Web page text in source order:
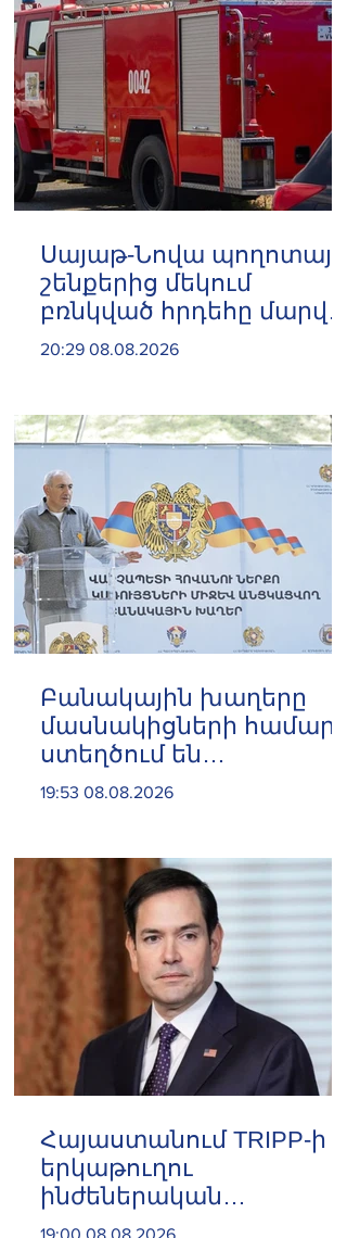
Սայաթ-Նովա պողոտայի
շենքերից մեկում
բռնկված հրդեհը մարվել
է
20:29 08.08.2026
Բանակային խաղերը
մասնակիցների համար
ստեղծում են
ինքնադրսևորման նոր
Փաշինյան
19:53 08.08.2026
Հայաստանում TRIPP-ի
երկաթուղու
ինժեներական
ուսումնասիրություններն